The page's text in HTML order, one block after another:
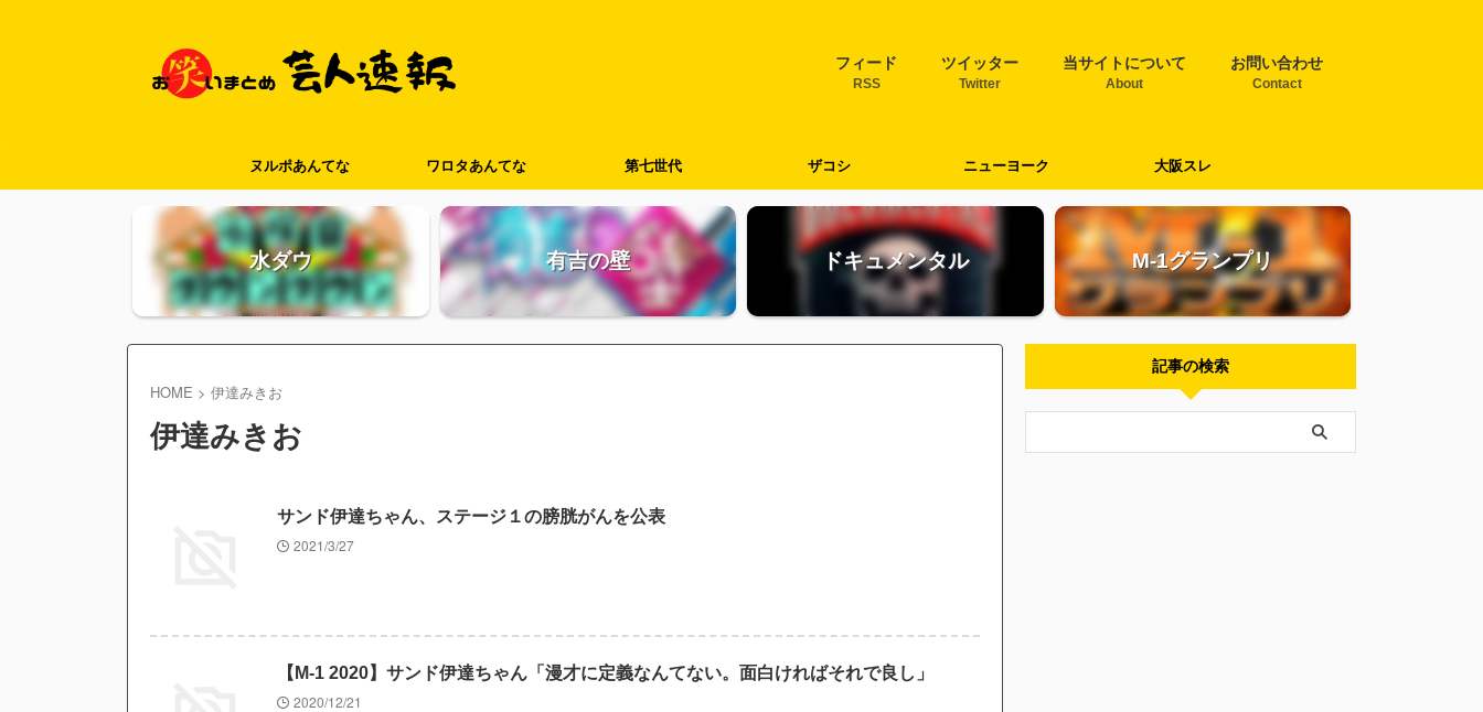
フィード
RSS
ツイッター
Twitter
当サイトについて
About
お問い合わせ
Contact
ヌルポあんてな ワロタあんてな 第七世代 ザコシ ニューヨーク 大阪スレ
水ダウ 有吉の壁 ドキュメンタル M-1グランプリ
HOME > 伊達みきお
伊達みきお
サンド伊達ちゃん、ステージ１の膀胱がんを公表
2021/3/27
【M-1 2020】サンド伊達ちゃん「漫才に定義なんてない。面白ければそれで良し」
2020/12/21
記事の検索